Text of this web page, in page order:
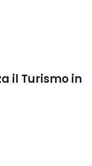
il Turismo in